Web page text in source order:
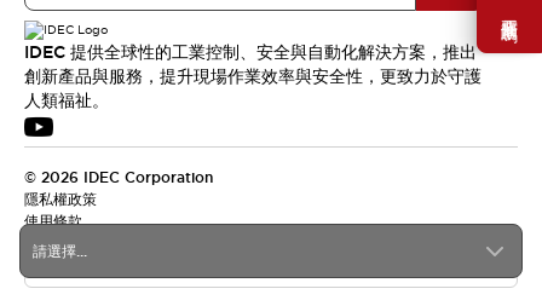
需要幫助嗎？
請選擇...
IDEC 提供全球性的工業控制、安全與自動化解決方案，推出
創新產品與服務，提升現場作業效率與安全性，更致力於守護
人類福祉。
© 2026 IDEC Corporation
隱私權政策
使用條款
台灣